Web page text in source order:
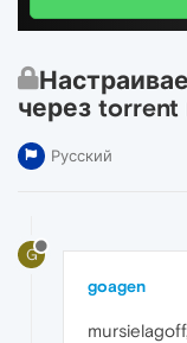
через torrent
Русский
G
goagen